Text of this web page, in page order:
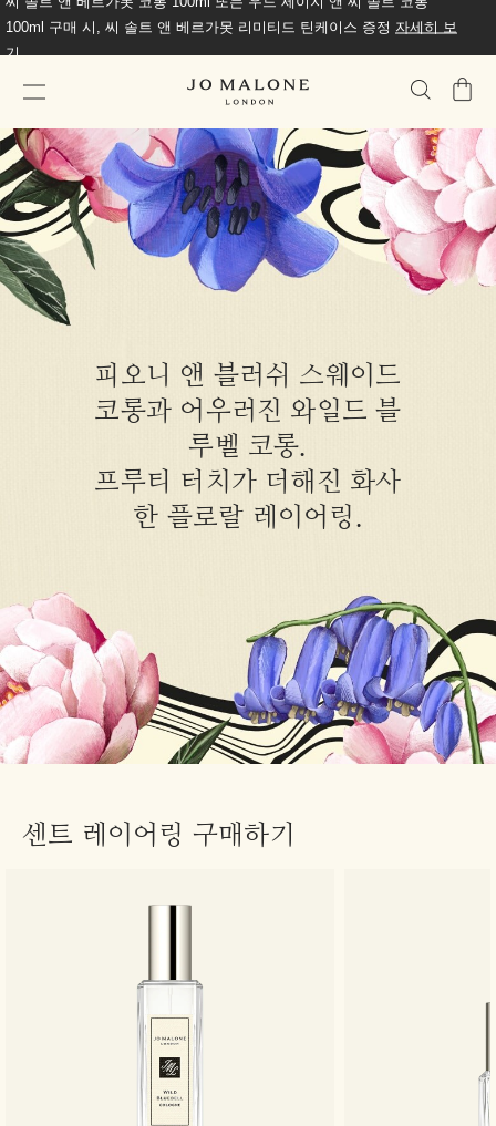
100ml 구매 시, 씨 솔트 앤 베르가못 리미티드 틴케이스 증정 자세히 보
기
가
피오니 앤 블러쉬 스웨이드
코롱과 어우러진 와일드 블
루벨 코롱.
프루티 터치가 더해진 화사
한 플로랄 레이어링.
센트 레이어링 구매하기